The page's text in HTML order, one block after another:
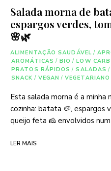
Salada morna de
espargos verdes,
🌸🌿
ALIMENTAÇÃO SAUDÁVEL /
AROMÁTICAS / BIO / LOW CARB
PRATOS RÁPIDOS / SALADAS /
SNACK / VEGAN / VEGETARIANO
Esta salada morna é a minha
cozinha: batata 🥔, espargos
queijo feta 🧀 envolvidos
LER MAIS